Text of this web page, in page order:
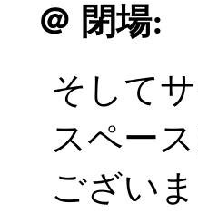
＠ 閉場:
そして
スペー
ございま